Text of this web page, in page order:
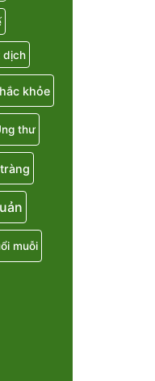
dịch
khỏe
thư
muỗi